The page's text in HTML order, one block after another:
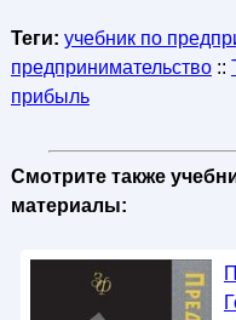
Теги: учебник по
предпринимательство::
прибыль
Смотрите также
материалы: